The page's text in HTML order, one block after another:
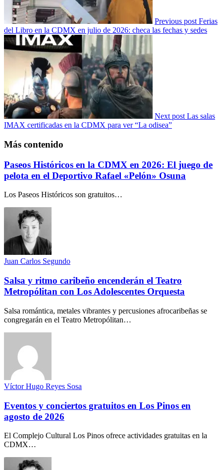
Previous post Ferias
del Libro en la CDMX en julio de 2026: checa las fechas y sedes
Next post Las salas
IMAX certificadas en la CDMX para ver “La odisea”
Más contenido
Paseos Históricos en la CDMX en 2026: El juego de
pelota en el Deportivo Rafael «Pelón» Osuna
Los Paseos Históricos son gratuitos…
Juan Carlos Segundo
Salsa y ritmo caribeño encenderán el Teatro
Metropólitan con Los Adolescentes Orquesta
Salsa romántica, metales vibrantes y percusiones afrocaribeñas se
congregarán en el Teatro Metropólitan…
Víctor Hugo Reyes Sosa
Eventos y conciertos gratuitos en Los Pinos en
agosto de 2026
El Complejo Cultural Los Pinos ofrece actividades gratuitas en la
CDMX…